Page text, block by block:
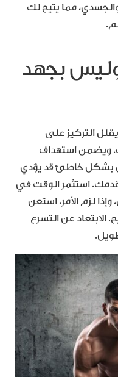
مما يتيح لك
وليس بجهد
التركيز على
ويضمن استهداف
بشكل خاطئ قد يؤدي
استثمر الوقت في
لزم الأمر، استعن
الابتعاد عن التسرع